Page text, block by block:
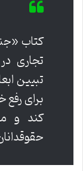
کتاب
تجاری
تبیین
برای رفع
کند و